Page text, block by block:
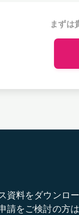
まずは
資料をダウンロー
請をご検討の方は